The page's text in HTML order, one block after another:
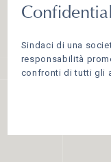
Sindaci di una
responsabilità
confronti di tutti gli